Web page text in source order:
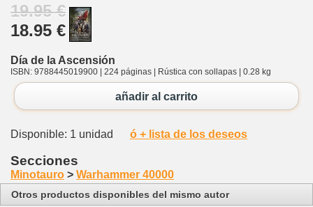
19.95 €
18.95 €
Día de la Ascensión
ISBN: 9788445019900 | 224 páginas | Rústica con sollapas | 0.28 kg
añadir al carrito
Disponible: 1 unidad ó + lista de los deseos
Secciones
Minotauro > Warhammer 40000
Otros productos disponibles del mismo autor